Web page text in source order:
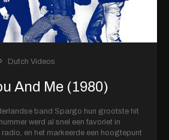
Dutch Videos
And Me (1980)
band Spargo hun grootste hit
werd al snel een favoriet in
en het markeerde een hoogtepunt